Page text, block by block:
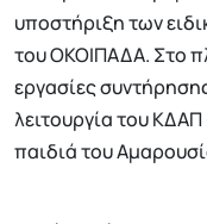
υποστήριξη των
του ΟΚΟΙΠΑΔΑ. Στο
εργασίες
λειτουργία του
παιδιά του